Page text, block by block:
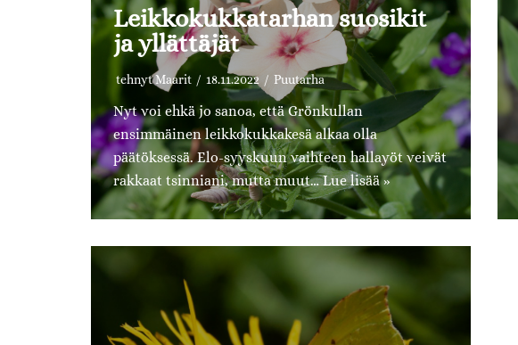
Leikkokukkatarhan suosikit
ja yllättäjät
tehnytMaarit 18.11.2022 Puutarha
Nyt voi ehkä jo sanoa, että Grönkullan
ensimmäinen leikkokukkakesä alkaa olla
päätöksessä. Elo-syyskuun vaihteen hallayöt veivät
rakkaat tsinniani, mutta muut…Lue lisää »